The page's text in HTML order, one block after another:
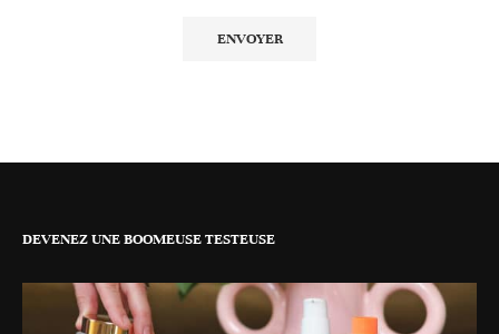
DEVENEZ UNE BOOMEUSE TESTEUSE